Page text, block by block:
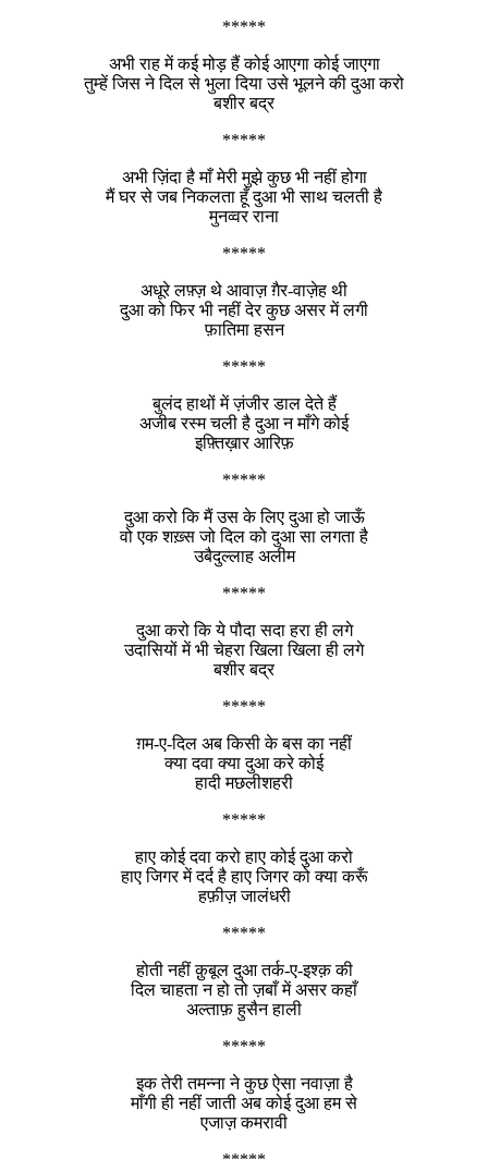
*****
अभी राह में कई मोड़ हैं कोई आएगा कोई जाएगा
तुम्हें जिस ने दिल से भुला दिया उसे भूलने की दुआ करो
बशीर बद्र
*****
अभी ज़िंदा है माँ मेरी मुझे कुछ भी नहीं होगा
मैं घर से जब निकलता हूँ दुआ भी साथ चलती है
मुनव्वर राना
*****
अधूरे लफ़्ज़ थे आवाज़ ग़ैर-वाज़ेह थी
दुआ को फिर भी नहीं देर कुछ असर में लगी
फ़ातिमा हसन
*****
बुलंद हाथों में ज़ंजीर डाल देते हैं
अजीब रस्म चली है दुआ न माँगे कोई
इफ़्तिख़ार आरिफ़
*****
दुआ करो कि मैं उस के लिए दुआ हो जाऊँ
वो एक शख़्स जो दिल को दुआ सा लगता है
उबैदुल्लाह अलीम
*****
दुआ करो कि ये पौदा सदा हरा ही लगे
उदासियों में भी चेहरा खिला खिला ही लगे
बशीर बद्र
*****
ग़म-ए-दिल अब किसी के बस का नहीं
क्या दवा क्या दुआ करे कोई
हादी मछलीशहरी
*****
हाए कोई दवा करो हाए कोई दुआ करो
हाए जिगर में दर्द है हाए जिगर को क्या करूँ
हफ़ीज़ जालंधरी
*****
होती नहीं क़ुबूल दुआ तर्क-ए-इश्क़ की
दिल चाहता न हो तो ज़बाँ में असर कहाँ
अल्ताफ़ हुसैन हाली
*****
इक तेरी तमन्ना ने कुछ ऐसा नवाज़ा है
माँगी ही नहीं जाती अब कोई दुआ हम से
एजाज़ कमरावी